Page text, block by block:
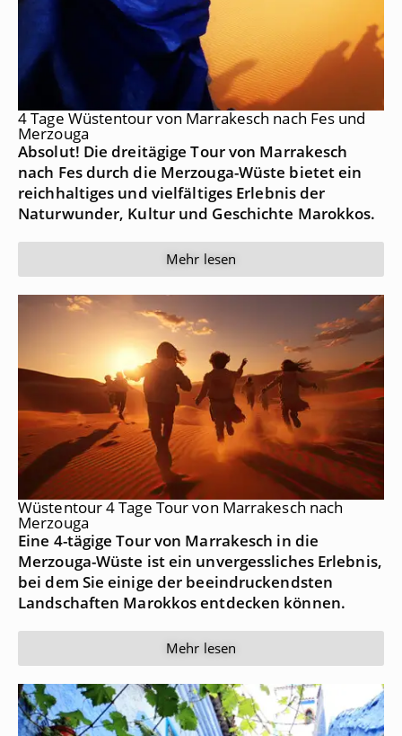
4 Tage Wüstentour von Marrakesch nach Fes und
Merzouga
Absolut! Die dreitägige Tour von Marrakesch
nach Fes durch die Merzouga-Wüste bietet ein
reichhaltiges und vielfältiges Erlebnis der
Naturwunder, Kultur und Geschichte Marokkos.
Mehr lesen
Wüstentour 4 Tage Tour von Marrakesch nach
Merzouga
Eine 4-tägige Tour von Marrakesch in die
Merzouga-Wüste ist ein unvergessliches Erlebnis,
bei dem Sie einige der beeindruckendsten
Landschaften Marokkos entdecken können.
Mehr lesen